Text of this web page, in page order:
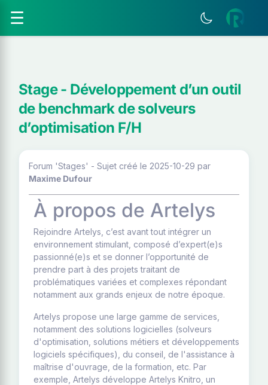
☰
Stage - Développement d’un outil
de benchmark de solveurs
d’optimisation F/H
Forum 'Stages' - Sujet créé le 2025-10-29 par
Maxime Dufour
À propos de Artelys
Rejoindre Artelys, c’est avant tout intégrer un
environnement stimulant, composé d’expert(e)s
passionné(e)s et se donner l’opportunité de
prendre part à des projets traitant de
problématiques variées et complexes répondant
notamment aux grands enjeux de notre époque.
Artelys propose une large gamme de services,
notamment des solutions logicielles (solveurs
d'optimisation, solutions métiers et développements
logiciels spécifiques), du conseil, de l'assistance à
maîtrise d'ouvrage, de la formation, etc. Par
exemple, Artelys développe Artelys Knitro, un